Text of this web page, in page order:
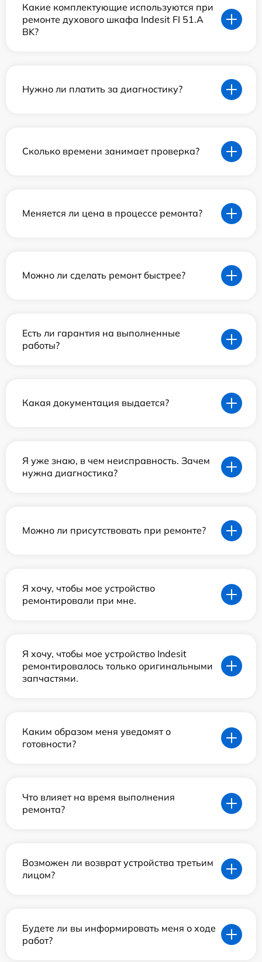
Какие комплектующие используются при
ремонте духового шкафа Indesit FI 51.A
BK?
Нужно ли платить за диагностику?
Сколько времени занимает проверка?
Меняется ли цена в процессе ремонта?
Можно ли сделать ремонт быстрее?
Есть ли гарантия на выполненные
работы?
Какая документация выдается?
Я уже знаю, в чем неисправность. Зачем
нужна диагностика?
Можно ли присутствовать при ремонте?
Я хочу, чтобы мое устройство
ремонтировали при мне.
Я хочу, чтобы мое устройство Indesit
ремонтировалось только оригинальными
запчастями.
Каким образом меня уведомят о
готовности?
Что влияет на время выполнения
ремонта?
Возможен ли возврат устройства третьим
лицом?
Будете ли вы информировать меня о ходе
работ?